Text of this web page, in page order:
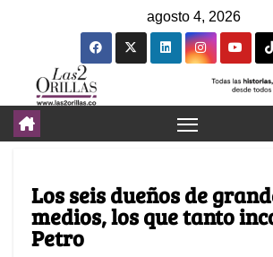
agosto 4, 2026
Los seis dueños de
medios, los que tanto
Petro